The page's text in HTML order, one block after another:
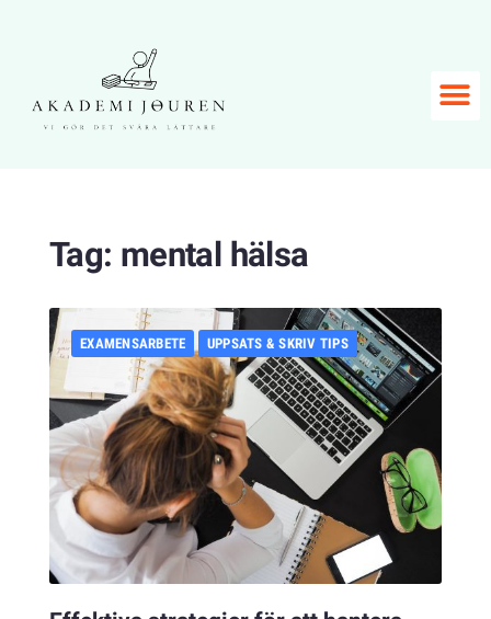
Tag: mental hälsa
EXAMENSARBETE UPPSATS & SKRIV TIPS